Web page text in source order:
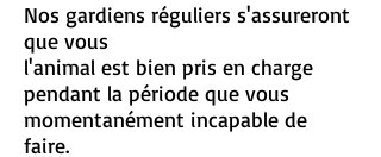
Nos gardiens réguliers s'assureront
que vous
l'animal est bien pris en charge
pendant la période que vous
momentanément incapable de
faire.